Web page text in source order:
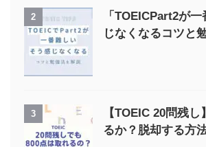
2
「TOEICPart2が
じなくなるコツと
3
【TOEIC 20問残
るか？脱却する方